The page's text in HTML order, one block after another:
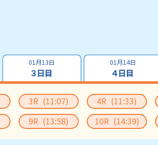
01月13日
３日目
01月14日
４日目
3R (11:07) 4R (11:33)
9R (13:58) 10R (14:39)